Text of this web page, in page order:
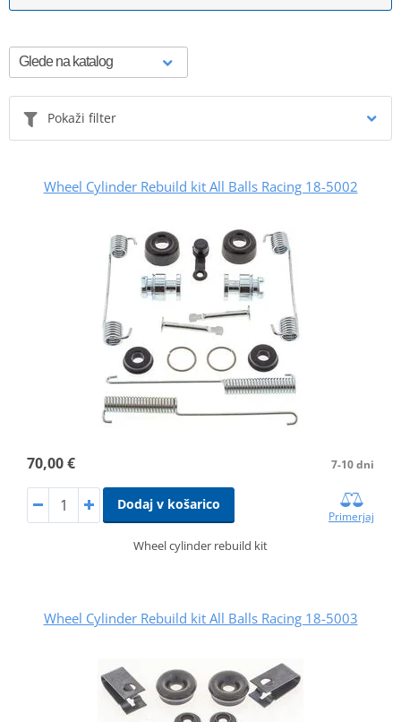
Pokaži filter
Wheel Cylinder Rebuild kit All Balls Racing 18-5002
70,00 € 7-10 dni
Dodaj v košarico
Primerjaj
Wheel cylinder rebuild kit
Wheel Cylinder Rebuild kit All Balls Racing 18-5003